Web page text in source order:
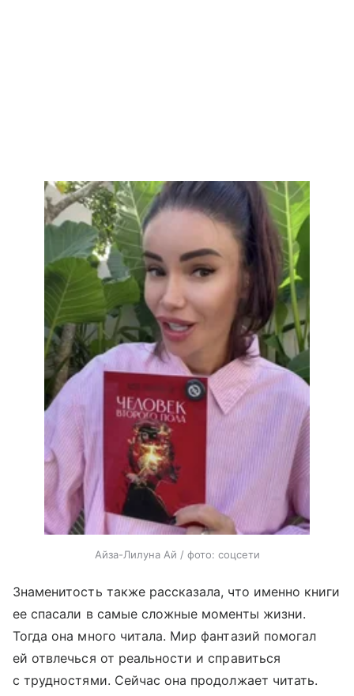
Айза-Лилуна Ай / фото: соцсети
Знаменитость также рассказала, что именно книги
ее спасали в самые сложные моменты жизни.
Тогда она много читала. Мир фантазий помогал
ей отвлечься от реальности и справиться
с трудностями. Сейчас она продолжает читать.